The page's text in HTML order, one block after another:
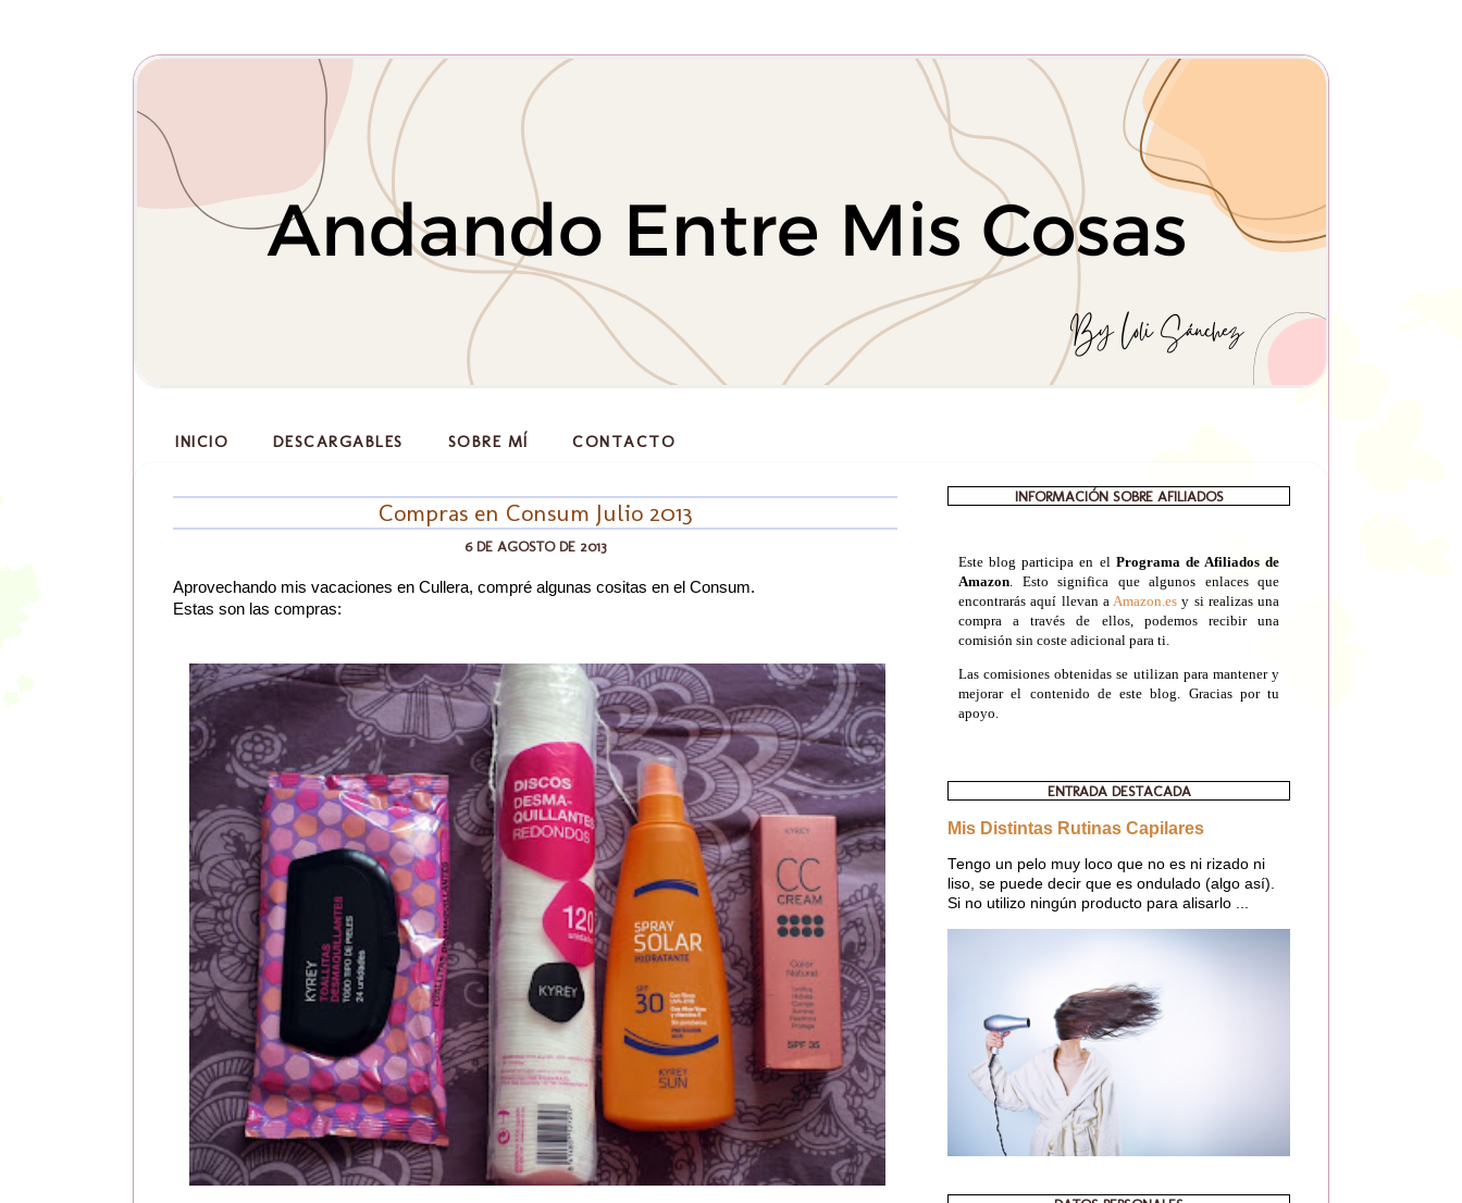
INICIO DESCARGABLES SOBRE MÍ CONTACTO
Compras en Consum Julio 2013
6 DE AGOSTO DE 2013
Aprovechando mis vacaciones en Cullera, compré algunas cositas en el Consum.
Estas son las compras:
INFORMACIÓN SOBRE AFILIADOS
Este blog participa en el Programa de Afiliados de
Amazon . Esto significa que algunos enlaces que
encontrarás aquí llevan a Amazon.es y si realizas una
compra a través de ellos, podemos recibir una
comisión sin coste adicional para ti.
Las comisiones obtenidas se utilizan para mantener y
mejorar el contenido de este blog. Gracias por tu
apoyo.
ENTRADA DESTACADA
Mis Distintas Rutinas Capilares
Tengo un pelo muy loco que no es ni rizado ni
liso, se puede decir que es ondulado (algo así).
Si no utilizo ningún producto para alisarlo ...